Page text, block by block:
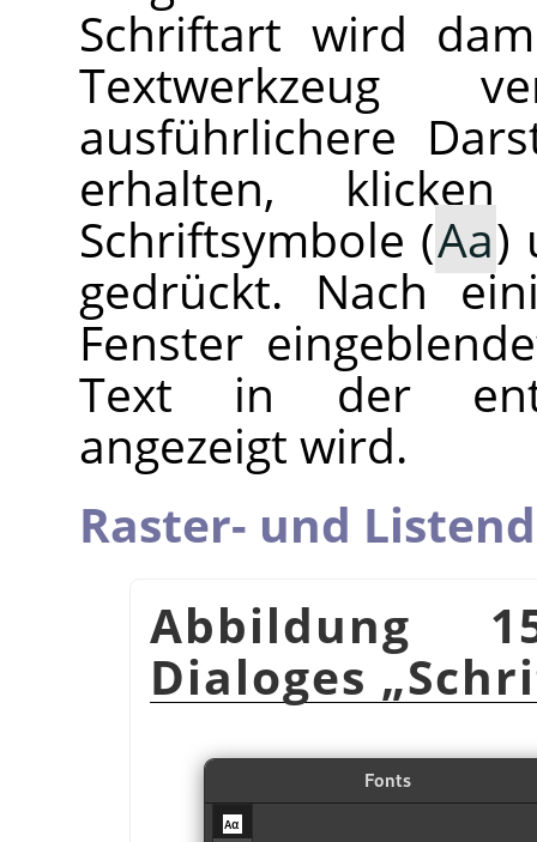
Schriftart wird
Textwerkzeug
ausführlichere
erhalten,
Schriftsymbole (Aa)
gedrückt. Nach
Fenster
Text in der
angezeigt wird.
Raster- und
Abbildung
Dialoges „